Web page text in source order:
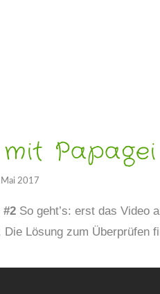
Papagei
2017
So geht’s: erst das Video
Lösung zum Überprüfen